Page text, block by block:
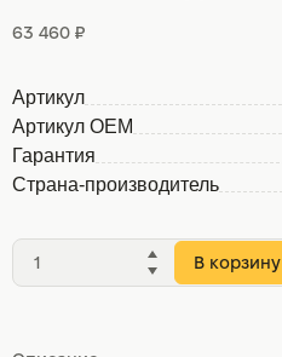
63 460 ₽
Артикул
Артикул OEM
Гарантия
Страна-производитель
В корзину